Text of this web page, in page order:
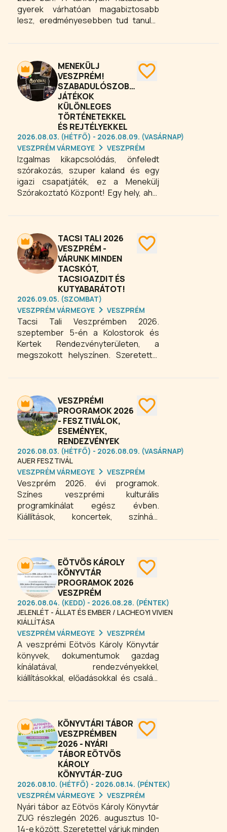
Egyik fontos eszköze a lazítás, ami
egyúttal a bizonyítottan megbetegítő
hatású stresszt is levezeti.
gyerek várhatóan magabiztosabb
lesz, eredményesebben tud tanulni,
betegség esetén gyorsabban
képes lesz megszabadulni rossz
szokásaitól, képes jobb döntéseket
hozni, nyugodtabb és energikusabb
lesz.
MENEKÜLJ
VESZPRÉM!
SZABADULÓSZOBÁS
JÁTÉKOK
KÜLÖNLEGES
TÖRTÉNETEKKEL
ÉS REJTÉLYEKKEL
2026.08.03. (HÉTFŐ) - 2026.08.09. (VASÁRNAP)
VESZPRÉM VÁRMEGYE
VESZPRÉM
Izgalmas kikapcsolódás, önfeledt
szórakozás, szuper kaland és egy
igazi csapatjáték, ez a Menekülj
Szórakoztató Központ! Egy hely, ahol
kombinációs készséged
összefüggéseket keresve izgalmas
kihívásokat kell teljesítened a
kijutáshoz, játékszobáinkban pedig
csak az önfeledt szórakozás és az
együtt töltött idő a cél! Játékaink egy
különleges történet, ahol TE vagy a
főszereplő!
TACSI TALI 2026
VESZPRÉM -
VÁRUNK MINDEN
TACSKÓT,
TACSIGAZDIT ÉS
KUTYABARÁTOT!
2026.09.05. (SZOMBAT)
VESZPRÉM VÁRMEGYE
VESZPRÉM
Tacsi Tali Veszprémben 2026.
szeptember 5-én a Kolostorok és
Kertek Rendezvényterületen, a
megszokott helyszínen. Szeretettel
kutyabarátot egy vidám,
napra!
VESZPRÉMI
PROGRAMOK 2026
- FESZTIVÁLOK,
ESEMÉNYEK,
RENDEZVÉNYEK
2026.08.03. (HÉTFŐ) - 2026.08.09. (VASÁRNAP)
AUER FESZTIVÁL
VESZPRÉM VÁRMEGYE
VESZPRÉM
Veszprém 2026. évi programok.
Színes veszprémi kulturális
programkínálat egész évben.
Kiállítások, koncertek, színházi
gasztronómiai programok,
a Királynék városában.
EÖTVÖS KÁROLY
KÖNYVTÁR
PROGRAMOK 2026
VESZPRÉM
2026.08.04. (KEDD) - 2026.08.28. (PÉNTEK)
JELENLÉT - ÁLLAT ÉS EMBER / LACHEGYI VIVIEN
KIÁLLÍTÁSA
VESZPRÉM VÁRMEGYE
VESZPRÉM
A veszprémi Eötvös Károly Könyvtár
könyvek, dokumentumok gazdag
kínálatával, rendezvényekkel,
kiállításokkal, előadásokkal és családi
kultúra kedvelő közönségét a
fiókkönyvtárakban! A könyvtár
kínálatában az olvasás öröme mellett
a nyelvtanulás, a tudományos
előadások világa is helyet kap, így
mindenki találhat magának izgalmas
programot, hasznos elfoglaltságot.
KÖNYVTÁRI TÁBOR
VESZPRÉMBEN
2026 - NYÁRI
TÁBOR EÖTVÖS
KÁROLY
KÖNYVTÁR-ZUG
2026.08.10. (HÉTFŐ) - 2026.08.14. (PÉNTEK)
VESZPRÉM VÁRMEGYE
VESZPRÉM
Nyári tábor az Eötvös Károly Könyvtár
ZUG részlegén 2026. augusztus 10-
14-e között. Szeretettel várjuk minden